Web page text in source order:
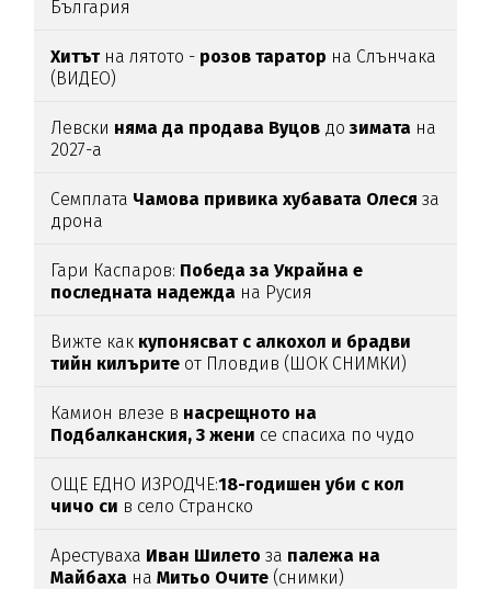
България
Хитътна лятото - розов таратор на Слънчака
(ВИДЕО)
Левски няма да продава Вуцов дозимата на
2027-а
Семплата Чамова привика хубавата Олеся за
дрона
Гари Каспаров: Победа за Украйна е
последната надежда на Русия
Вижте как купонясват с алкохол и брадви
тийн килърите от Пловдив (ШОК СНИМКИ)
Камион влезе в насрещното на
Подбалканския, 3 жени се спасиха по чудо
ОЩЕ ЕДНО ИЗРОДЧЕ:18-годишен уби с кол
чичо си в село Странско
Арестуваха Иван Шилетоза палежа на
Майбаха наМитьо Очите (снимки)